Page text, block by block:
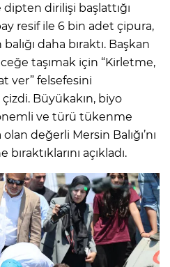
dipten dirilişi başlattığı
resif ile 6 bin adet çipura,
daha bıraktı. Başkan
taşımak için “Kirletme,
ver” felsefesini
Büyükakın, biyo
ve türü tükenme
değerli Mersin Balığı’nı
açıkladı.